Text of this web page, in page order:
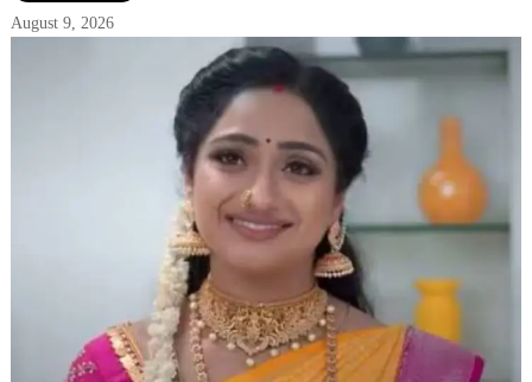
August 9, 2026